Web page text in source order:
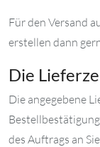
Für den Versand
erstellen dann
Die
Die angegebene
des Auftrags an Sie.